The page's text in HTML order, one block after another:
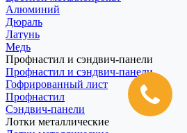
Алюминий
Дюраль
Латунь
Медь
Профнастил и сэндвич-панели
Профнастил и сэндвич-панели
Гофрированный лист
Профнастил
Сэндвич-панели
Лотки металлические